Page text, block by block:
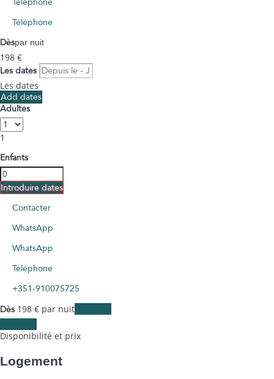
Téléphone
Dèspar nuit
198 €
Les dates
Les dates
Add dates
Adultes
1
Enfants
Introduire dates
Contacter
WhatsApp
WhatsApp
Téléphone
+351-910075725
Dès 198 € par nuit
Disponibilité et prix
Logement